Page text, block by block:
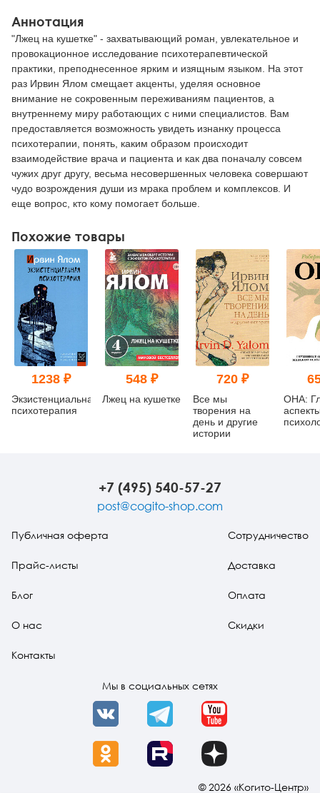
Аннотация
"Лжец на кушетке" - захватывающий роман, увлекательное и
провокационное исследование психотерапевтической
практики, преподнесенное ярким и изящным языком. На этот
раз Ирвин Ялом смещает акценты, уделяя основное
внимание не сокровенным переживаниям пациентов, а
внутреннему миру работающих с ними специалистов. Вам
предоставляется возможность увидеть изнанку процесса
психотерапии, понять, каким образом происходит
взаимодействие врача и пациента и как два поначалу совсем
чужих друг другу, весьма несовершенных человека совершают
чудо возрождения души из мрака проблем и комплексов. И
еще вопрос, кто кому помогает больше.
Похожие товары
1238 ₽
Экзистенциальная
психотерапия
548 ₽
Лжец на кушетке
720 ₽
Все мы
творения на
день и другие
истории
ОНА:
+7 (495) 540-57-27
post@cogito-shop.com
Публичная оферта
Прайс-листы
Блог
О нас
Контакты
Сотрудничество
Доставка
Оплата
Скидки
Мы в социальных сетях
VK Telegram YouTube
OK Rutube Dzen
© 2026 «Когито-Центр»